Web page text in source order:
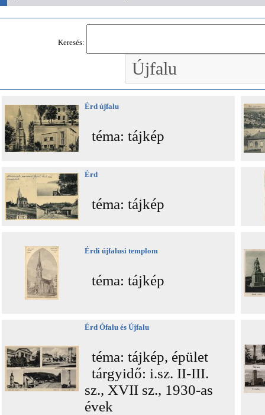
Keresés:
Érd újfalu
téma: tájkép
Érd
téma: tájkép
Érdi újfalusi templom
téma: tájkép
Érd Ófalu és Újfalu
téma: tájkép, épület
tárgyidő: i.sz. II-III.
sz., XVII sz., 1930-as
évek